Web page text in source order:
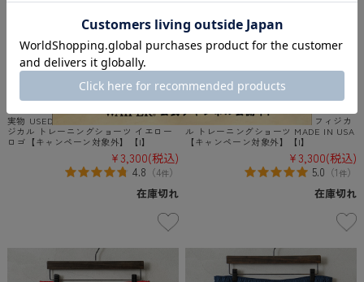
実物 USED 米軍 U.S.NAVY OPTU フィ
ジカル トレーニングショーツ イエロー
ロゴ【キャンペーン対象外】【I】
¥3,300(税込)
4.8 （4件）
在庫切れ
USED 米軍 U.S.NAVY NB社製 フィジカ
ル トレーニングショーツ MADE IN USA
【キャンペーン対象外】【I】
¥3,300(税込)
5.0 （1件）
在庫切れ